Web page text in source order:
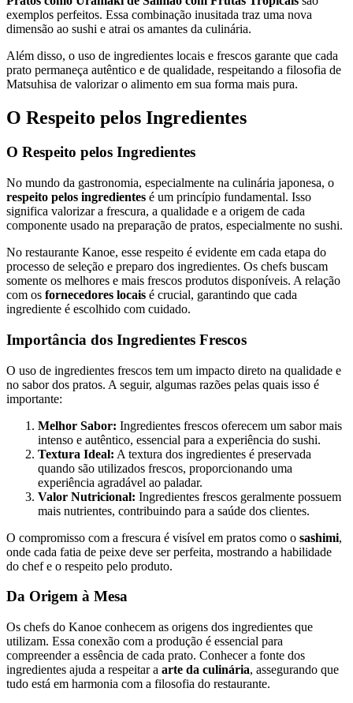
exemplos perfeitos. Essa combinação inusitada traz uma nova
dimensão ao sushi e atrai os amantes da culinária.
Além disso, o uso de ingredientes locais e frescos garante que cada
prato permaneça autêntico e de qualidade, respeitando a filosofia de
Matsuhisa de valorizar o alimento em sua forma mais pura.
O Respeito pelos Ingredientes
O Respeito pelos Ingredientes
No mundo da gastronomia, especialmente na culinária japonesa, o
respeito pelos ingredientes é um princípio fundamental. Isso
significa valorizar a frescura, a qualidade e a origem de cada
componente usado na preparação de pratos, especialmente no sushi.
No restaurante Kanoe, esse respeito é evidente em cada etapa do
processo de seleção e preparo dos ingredientes. Os chefs buscam
somente os melhores e mais frescos produtos disponíveis. A relação
com os fornecedores locais é crucial, garantindo que cada
ingrediente é escolhido com cuidado.
Importância dos Ingredientes Frescos
O uso de ingredientes frescos tem um impacto direto na qualidade e
no sabor dos pratos. A seguir, algumas razões pelas quais isso é
importante:
Melhor Sabor: Ingredientes frescos oferecem um sabor mais
intenso e autêntico, essencial para a experiência do sushi.
Textura Ideal: A textura dos ingredientes é preservada
quando são utilizados frescos, proporcionando uma
experiência agradável ao paladar.
Valor Nutricional: Ingredientes frescos geralmente possuem
mais nutrientes, contribuindo para a saúde dos clientes.
O compromisso com a frescura é visível em pratos como o sashimi,
onde cada fatia de peixe deve ser perfeita, mostrando a habilidade
do chef e o respeito pelo produto.
Da Origem à Mesa
Os chefs do Kanoe conhecem as origens dos ingredientes que
utilizam. Essa conexão com a produção é essencial para
compreender a essência de cada prato. Conhecer a fonte dos
ingredientes ajuda a respeitar a arte da culinária, assegurando que
tudo está em harmonia com a filosofia do restaurante.